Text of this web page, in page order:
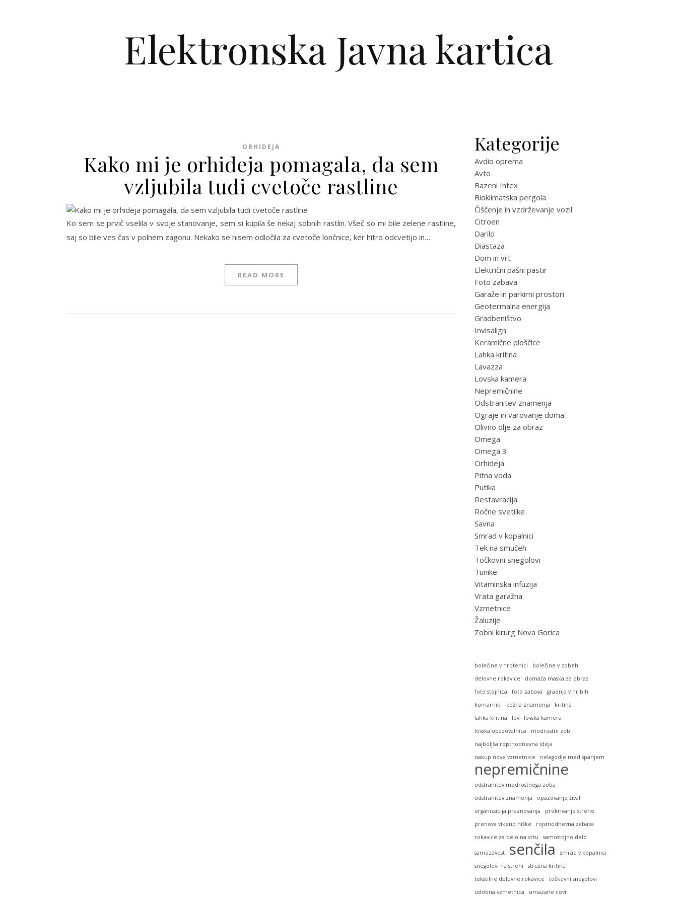
Elektronska Javna kartica
ORHIDEJA
Kako mi je orhideja pomagala, da sem
vzljubila tudi cvetoče rastline
Ko sem se prvič vselila v svoje stanovanje, sem si kupila še nekaj sobnih rastlin. Všeč so mi bile zelene rastline,
saj so bile ves čas v polnem zagonu. Nekako se nisem odločila za cvetoče lončnice, ker hitro odcvetijo in…
READ MORE
Kategorije
Avdio oprema
Avto
Bazeni Intex
Bioklimatska pergola
Čiščenje in vzdrževanje vozil
Citroen
Darilo
Diastaza
Dom in vrt
Električni pašni pastir
Foto zabava
Garaže in parkirni prostori
Geotermalna energija
Gradbeništvo
Invisalign
Keramične ploščice
Lahka kritina
Lavazza
Lovska kamera
Nepremičnine
Odstranitev znamenja
Ograje in varovanje doma
Olivno olje za obraz
Omega
Omega 3
Orhideja
Pitna voda
Putika
Restavracija
Ročne svetilke
Savna
Smrad v kopalnici
Tek na smučeh
Točkovni snegolovi
Tunike
Vitaminska infuzija
Vrata garažna
Vzmetnice
Žaluzije
Zobni kirurg Nova Gorica
bolečine v hrbtenici
bolečine v zobeh
delovne rokavice
domača maska za obraz
foto stojnica
foto zabava
gradnja v hribih
komarniki
kožna znamenja
kritina
lahka kritina
lov
lovska kamera
lovska opazovalnica
modrostni zob
najboljša rojstnodnevna ideja
nakup nove vzmetnice
nelagodje med spanjem
nepremičnine
odstranitev modrostnega zoba
odstranitev znamenja
opazovanje živali
organizacija praznovanja
prekrivanje strehe
prenova vikend hiške
rojstnodnevna zabava
rokavice za delo na vrtu
samostojno delo
samozavest senčila
smrad v kopalnici
snegolovi na strehi
strešna kritina
tekstilne delovne rokavice
točkovni snegolovi
udobna vzmetnica
umazane cevi